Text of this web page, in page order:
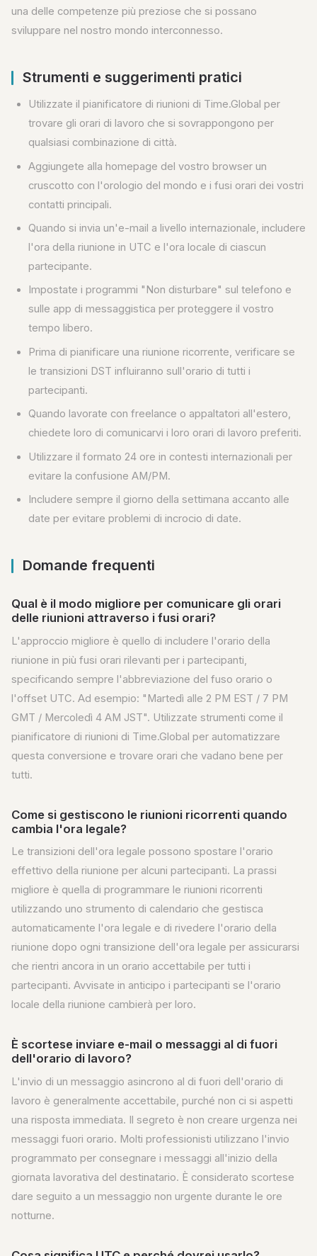
una delle competenze più preziose che si possano
sviluppare nel nostro mondo interconnesso.
Strumenti e suggerimenti pratici
Utilizzate il pianificatore di riunioni di Time.Global per
trovare gli orari di lavoro che si sovrappongono per
qualsiasi combinazione di città.
Aggiungete alla homepage del vostro browser un
cruscotto con l'orologio del mondo e i fusi orari dei vostri
contatti principali.
Quando si invia un'e-mail a livello internazionale, includere
l'ora della riunione in UTC e l'ora locale di ciascun
partecipante.
Impostate i programmi "Non disturbare" sul telefono e
sulle app di messaggistica per proteggere il vostro
tempo libero.
Prima di pianificare una riunione ricorrente, verificare se
le transizioni DST influiranno sull'orario di tutti i
partecipanti.
Quando lavorate con freelance o appaltatori all'estero,
chiedete loro di comunicarvi i loro orari di lavoro preferiti.
Utilizzare il formato 24 ore in contesti internazionali per
evitare la confusione AM/PM.
Includere sempre il giorno della settimana accanto alle
date per evitare problemi di incrocio di date.
Domande frequenti
Qual è il modo migliore per comunicare gli orari
delle riunioni attraverso i fusi orari?
L'approccio migliore è quello di includere l'orario della
riunione in più fusi orari rilevanti per i partecipanti,
specificando sempre l'abbreviazione del fuso orario o
l'offset UTC. Ad esempio: "Martedì alle 2 PM EST / 7 PM
GMT / Mercoledì 4 AM JST". Utilizzate strumenti come il
pianificatore di riunioni di Time.Global per automatizzare
questa conversione e trovare orari che vadano bene per
tutti.
Come si gestiscono le riunioni ricorrenti quando
cambia l'ora legale?
Le transizioni dell'ora legale possono spostare l'orario
effettivo della riunione per alcuni partecipanti. La prassi
migliore è quella di programmare le riunioni ricorrenti
utilizzando uno strumento di calendario che gestisca
automaticamente l'ora legale e di rivedere l'orario della
riunione dopo ogni transizione dell'ora legale per assicurarsi
che rientri ancora in un orario accettabile per tutti i
partecipanti. Avvisate in anticipo i partecipanti se l'orario
locale della riunione cambierà per loro.
È scortese inviare e-mail o messaggi al di fuori
dell'orario di lavoro?
L'invio di un messaggio asincrono al di fuori dell'orario di
lavoro è generalmente accettabile, purché non ci si aspetti
una risposta immediata. Il segreto è non creare urgenza nei
messaggi fuori orario. Molti professionisti utilizzano l'invio
programmato per consegnare i messaggi all'inizio della
giornata lavorativa del destinatario. È considerato scortese
dare seguito a un messaggio non urgente durante le ore
notturne.